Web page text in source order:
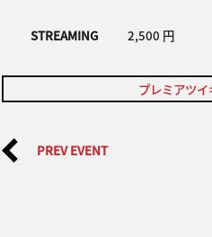
STREAMING 2,500 円
プレミアツイ
PREV EVENT